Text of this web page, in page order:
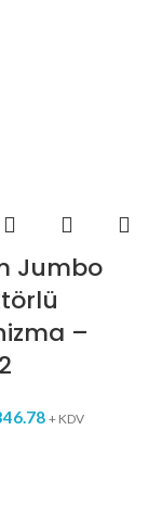
Jumbo
–
+ KDV